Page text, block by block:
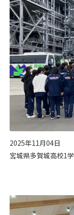
2025年11月04日
宮城県多賀城高校1